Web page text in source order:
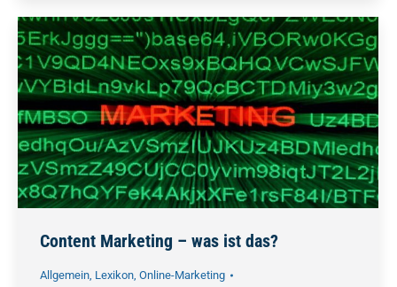
Content Marketing – was ist das?
Allgemein, Lexikon, Online-Marketing